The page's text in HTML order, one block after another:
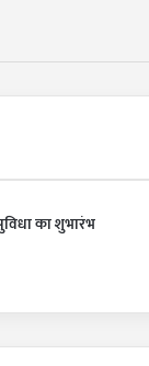
का शुभारंभ